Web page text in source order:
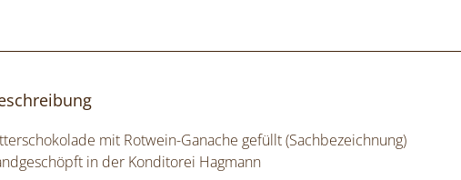
mit Rotwein-Ganache gefüllt (Sachbezeichnung)
in der Konditorei Hagmann